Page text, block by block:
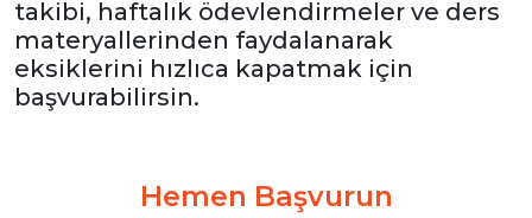
takibi, haftalık ödevlendirmeler ve ders
materyallerinden faydalanarak
eksiklerini hızlıca kapatmak için
başvurabilirsin.
Hemen Başvurun